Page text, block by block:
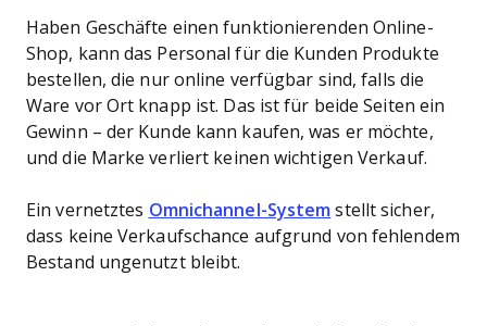
Haben Geschäfte einen funktionierenden Online-
Shop, kann das Personal für die Kunden Produkte
bestellen, die nur online verfügbar sind, falls die
Ware vor Ort knapp ist. Das ist für beide Seiten ein
Gewinn – der Kunde kann kaufen, was er möchte,
und die Marke verliert keinen wichtigen Verkauf.
Ein vernetztes Omnichannel-System stellt sicher,
dass keine Verkaufschance aufgrund von fehlendem
Bestand ungenutzt bleibt.